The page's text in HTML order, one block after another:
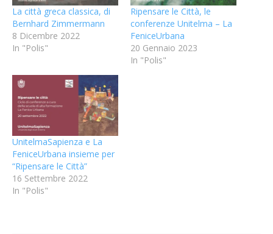
La città greca classica, di
Bernhard Zimmermann
8 Dicembre 2022
In "Polis"
Ripensare le Città, le
conferenze Unitelma – La
FeniceUrbana
20 Gennaio 2023
In "Polis"
UnitelmaSapienza e La
FeniceUrbana insieme per
“Ripensare le Città”
16 Settembre 2022
In "Polis"